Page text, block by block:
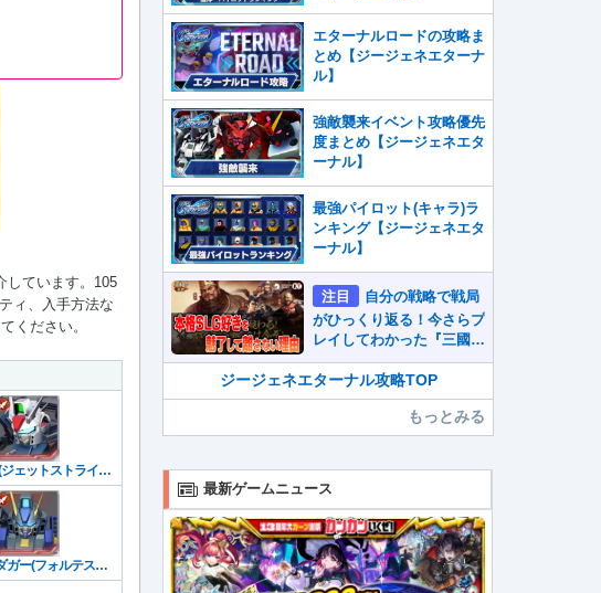
しています。105
ィ、入手方法な
ください。
ェットストライカ
ー)
ガー(フォルテスト
ラ)
エターナルロードの攻略ま
とめ【ジージェネエターナ
ル】
強敵襲来イベント攻略優先
度まとめ【ジージェネエタ
ーナル】
最強パイロット(キャラ)ラ
ンキング【ジージェネエタ
ーナル】
注目
自分の戦略で戦局
がひっくり返る！今さらプ
レイしてわかった『三國志
真戦』が本格SLG好きを
魅了して離さないワケ
ジージェネエターナル攻略TOP
もっとみる
最新ゲームニュース